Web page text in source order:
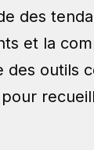
des
et la
outils